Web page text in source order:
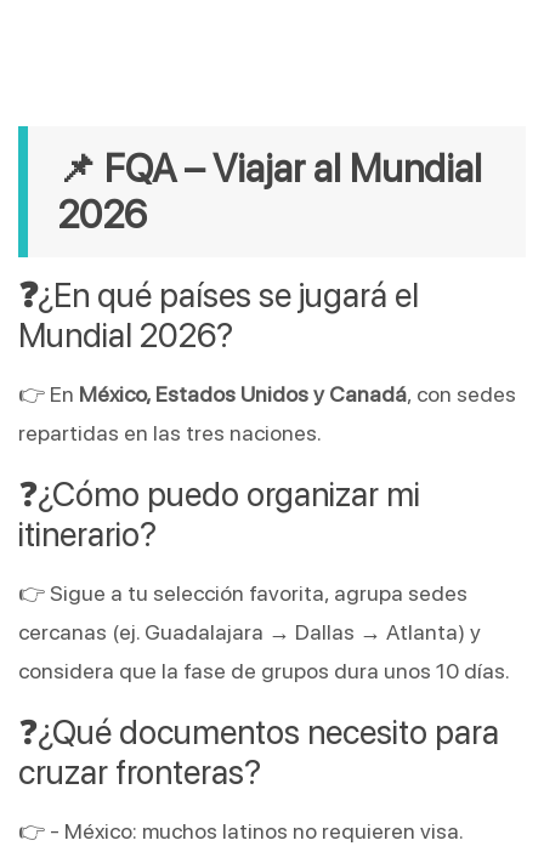
📌 FQA – Viajar al Mundial
2026
❓¿En qué países se jugará el
Mundial 2026?
👉 En México, Estados Unidos y Canadá, con sedes
repartidas en las tres naciones.
❓¿Cómo puedo organizar mi
itinerario?
👉 Sigue a tu selección favorita, agrupa sedes
cercanas (ej. Guadalajara → Dallas → Atlanta) y
considera que la fase de grupos dura unos 10 días.
❓¿Qué documentos necesito para
cruzar fronteras?
👉 - México: muchos latinos no requieren visa.